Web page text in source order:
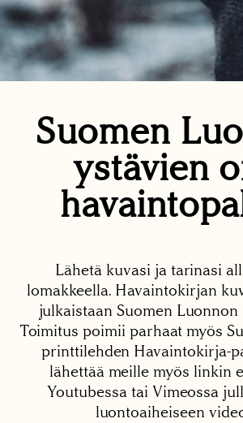
Suomen
ystävien
Lähetä kuvasi ja tarinasi
lomakkeella. Havaintokirjan
julkaistaan Suomen
Toimitus poimii parhaat myös
printtilehden Havaintokirja-
lähettää meille myös linkin
Youtubessa tai Vimeossa
luontoaiheiseen